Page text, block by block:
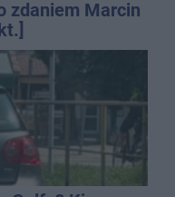
zdaniem Marcin